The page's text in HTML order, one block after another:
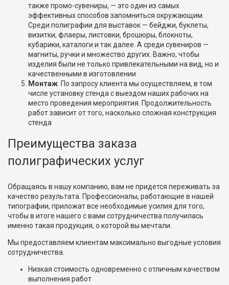
также промо-сувениры, — это один из самых
эффективных способов запомниться окружающим.
Среди полиграфии для выставок — бейджи, буклеты,
визитки, флаеры, листовки, брошюры, блокноты,
кубарики, каталоги и так далее. А среди сувениров —
магниты, ручки и множество других. Важно, чтобы
изделия были не только привлекательными на вид, но и
качественными в изготовлении
Монтаж. По запросу клиента мы осуществляем, в том
числе установку стенда с выездом наших рабочих на
место проведения мероприятия. Продолжительность
работ зависит от того, насколько сложная конструкция
стенда
Преимущества заказа
полиграфических услуг
Обращаясь в нашу компанию, вам не придется переживать за
качество результата. Профессионалы, работающие в нашей
типографии, приложат все необходимые усилия для того,
чтобы в итоге нашего с вами сотрудничества получилась
именно такая продукция, о которой вы мечтали.
Мы предоставляем клиентам максимально выгодные условия
сотрудничества.
Низкая стоимость одновременно с отличным качеством
выполнения работ